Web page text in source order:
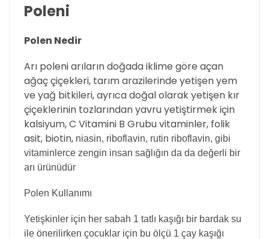
Poleni
Polen Nedir
Arı poleni arıların doğada iklime göre açan
ağaç çiçekleri, tarım arazilerinde yetişen yem
ve yağ bitkileri, ayrıca doğal olarak yetişen kır
çiçeklerinin tozlarından yavru yetiştirmek için
kalsiyum, C Vitamini B Grubu vitaminler, folik
asit, biotin, niasin, riboflavin, rutin riboflavin, gibi
vitaminlerce zengin insan sağlığın da da değerli bir
arı ürünüdür
Polen Kullanımı
Yetişkinler için her sabah 1 tatlı kaşığı bir bardak su
ile önerilirken çocuklar için bu ölçü 1 çay kaşığı